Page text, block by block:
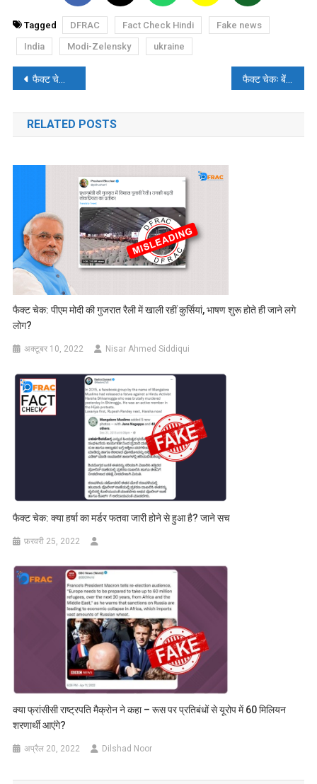
Tagged DFRAC Fact Check Hindi
Fake news
India
Modi-Zelensky ukraine
पोस्ट
नेविगेशन
फैक्ट चेकः अंबाला में नायब सैनी के विरोध का वर्ष 2020 का वीडियो हाल का बताकर वायरल
RELATED POSTS
फैक्ट चेक: पीएम मोदी की गुजरात रैली में खाली रहीं कुर्सियां, भाषण शुरू होते ही जाने लगे
लोग?
अक्टूबर 10, 2022 Nisar Ahmed Siddiqui
फैक्ट चेक: क्या हर्षा का मर्डर फतवा जारी होने से हुआ है? जाने सच
फ़रवरी 25, 2022
क्या फ्रांसीसी राष्ट्रपति मैक्रोन ने कहा – रूस पर प्रतिबंधों से यूरोप में 60 मिलियन
शरणार्थी आएंगे?
अप्रैल 20, 2022 Dilshad Noor